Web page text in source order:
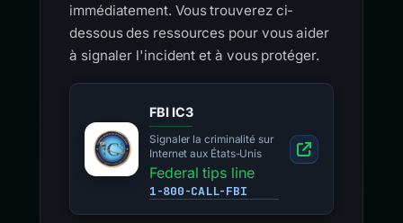
immédiatement. Vous trouverez ci-
dessous des ressources pour vous aider
à signaler l'incident et à vous protéger.
FBI IC3
Signaler la criminalité sur
Internet aux États-Unis
Federal tips line
1-800-CALL-FBI